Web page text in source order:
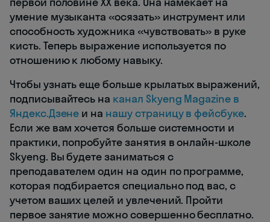
умение музыканта «осязать» инструмент или
способность художника «чувствовать» в руке
кисть. Теперь выражение используется по
отношению к любому навыку.
Чтобы узнать еще больше крылатых выражений,
подписывайтесь на канал Skyeng Magazine в
Яндекс.Дзене и на нашу страницу в фейсбуке.
Если же вам хочется больше системности и
практики, попробуйте занятия в онлайн-школе
Skyeng. Вы будете заниматься с
преподавателем один на один по программе,
которая подбирается специально под вас, с
учетом ваших целей и увлечений. Пройти
первое занятие можно совершенно бесплатно.